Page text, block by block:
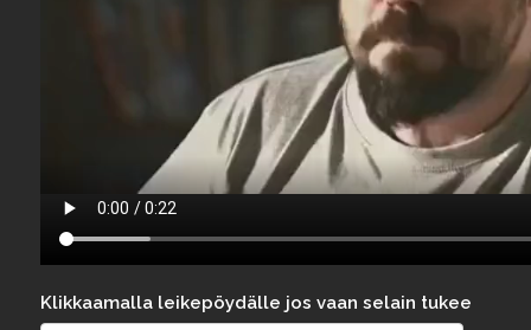
Klikkaamalla leikepöydälle jos vaan selain tukee